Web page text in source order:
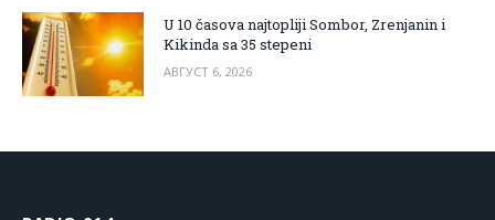
U 10 časova najtopliji Sombor, Zrenjanin i
Kikinda sa 35 stepeni
АВГУСТ 6, 2026